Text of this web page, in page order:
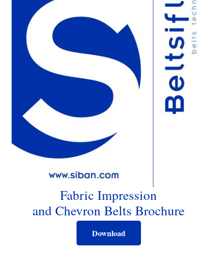
Fabric Impression
and Chevron Belts Brochure
Download